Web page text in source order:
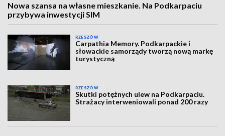
Nowa szansa na własne mieszkanie. Na Podkarpaciu
przybywa inwestycji SIM
RZESZÓW
Carpathia Memory. Podkarpackie i
słowackie samorządy tworzą nową markę
turystyczną
RZESZÓW
Skutki potężnych ulew na Podkarpaciu.
Strażacy interweniowali ponad 200 razy